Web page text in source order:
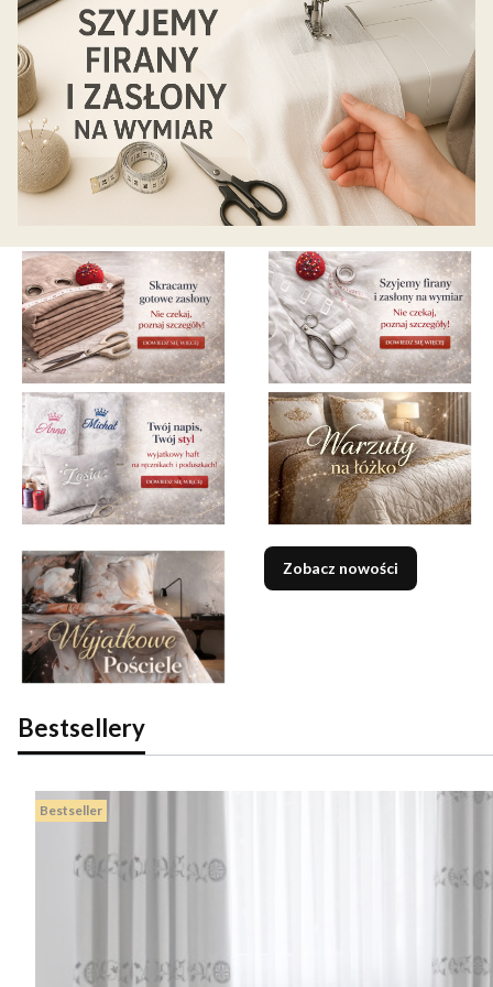
Zobacz nowości
Bestsellery
Bestseller